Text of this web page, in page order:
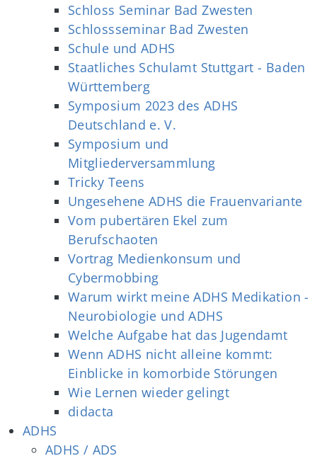
Schloss Seminar Bad Zwesten
Schlossseminar Bad Zwesten
Schule und ADHS
Staatliches Schulamt Stuttgart - Baden
Württemberg
Symposium 2023 des ADHS
Deutschland e. V.
Symposium und
Mitgliederversammlung
Tricky Teens
Ungesehene ADHS die Frauenvariante
Vom pubertären Ekel zum
Berufschaoten
Vortrag Medienkonsum und
Cybermobbing
Warum wirkt meine ADHS Medikation -
Neurobiologie und ADHS
Welche Aufgabe hat das Jugendamt
Wenn ADHS nicht alleine kommt:
Einblicke in komorbide Störungen
Wie Lernen wieder gelingt
didacta
ADHS
ADHS / ADS